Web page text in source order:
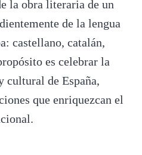
la obra literaria de un
de la lengua
castellano, catalán,
es celebrar la
de España,
que enriquezcan el